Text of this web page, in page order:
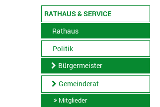
RATHAUS & SERVICE
Rathaus
Politik
Bürgermeister
Gemeinderat
Mitglieder